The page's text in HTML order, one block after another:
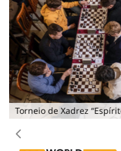
MSLU STAR
Предыдущее